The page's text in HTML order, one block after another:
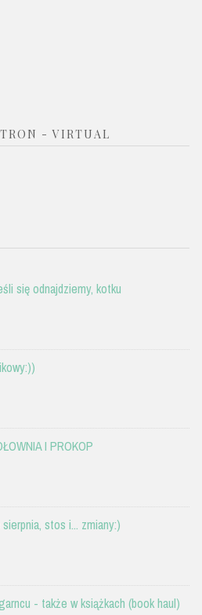
- VIRTUAL
się odnajdziemy, kotku
I PROKOP
stos i... zmiany:)
- także w książkach (book haul)